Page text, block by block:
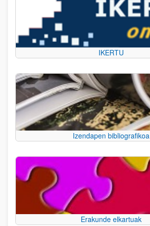
IKERTU
Izendapen bibliografikoa
Erakunde elkartuak